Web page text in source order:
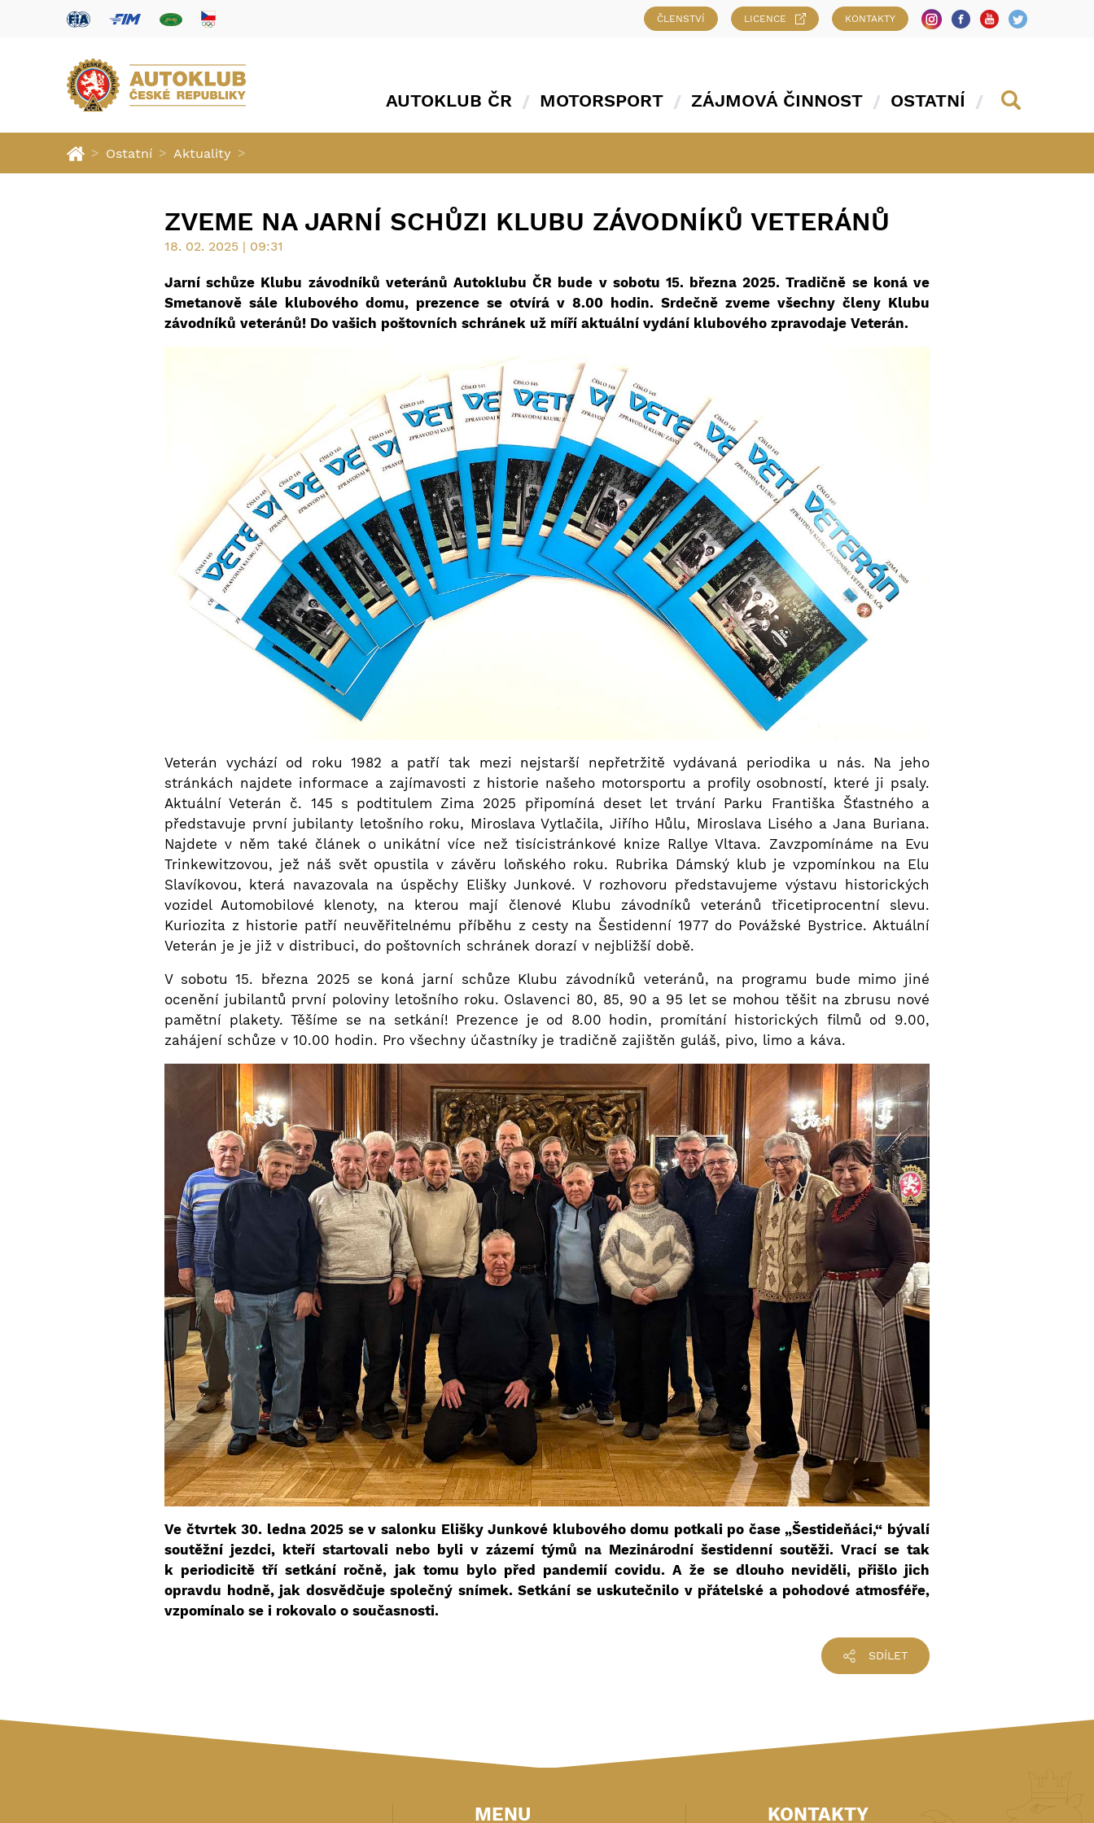
ČLENSTVÍ LICENCE KONTAKTY
AUTOKLUB ČR MOTORSPORT ZÁJMOVÁ ČINNOST OSTATNÍ
> Ostatní > Aktuality >
ZVEME NA JARNÍ SCHŮZI KLUBU ZÁVODNÍKŮ VETERÁNŮ
18. 02. 2025 | 09:31
Jarní schůze Klubu závodníků veteránů Autoklubu ČR bude v sobotu 15. března 2025. Tradičně se koná ve
Smetanově sále klubového domu, prezence se otvírá v 8.00 hodin. Srdečně zveme všechny členy Klubu
závodníků veteránů! Do vašich poštovních schránek už míří aktuální vydání klubového zpravodaje Veterán.
Veterán vychází od roku 1982 a patří tak mezi nejstarší nepřetržitě vydávaná periodika u nás. Na jeho
stránkách najdete informace a zajímavosti z historie našeho motorsportu a profily osobností, které ji psaly.
Aktuální Veterán č. 145 s podtitulem Zima 2025 připomíná deset let trvání Parku Františka Šťastného a
představuje první jubilanty letošního roku, Miroslava Vytlačila, Jiřího Hůlu, Miroslava Lisého a Jana Buriana.
Najdete v něm také článek o unikátní více než tisícistránkové knize Rallye Vltava. Zavzpomínáme na Evu
Trinkewitzovou, jež náš svět opustila v závěru loňského roku. Rubrika Dámský klub je vzpomínkou na Elu
Slavíkovou, která navazovala na úspěchy Elišky Junkové. V rozhovoru představujeme výstavu historických
vozidel Automobilové klenoty, na kterou mají členové Klubu závodníků veteránů třicetiprocentní slevu.
Kuriozita z historie patří neuvěřitelnému příběhu z cesty na Šestidenní 1977 do Povážské Bystrice. Aktuální
Veterán je je již v distribuci, do poštovních schránek dorazí v nejbližší době.
V sobotu 15. března 2025 se koná jarní schůze Klubu závodníků veteránů, na programu bude mimo jiné
ocenění jubilantů první poloviny letošního roku. Oslavenci 80, 85, 90 a 95 let se mohou těšit na zbrusu nové
pamětní plakety. Těšíme se na setkání! Prezence je od 8.00 hodin, promítání historických filmů od 9.00,
zahájení schůze v 10.00 hodin. Pro všechny účastníky je tradičně zajištěn guláš, pivo, limo a káva.
Ve čtvrtek 30. ledna 2025 se v salonku Elišky Junkové klubového domu potkali po čase „Šestideňáci,“ bývalí
soutěžní jezdci, kteří startovali nebo byli v zázemí týmů na Mezinárodní šestidenní soutěži. Vrací se tak
k periodicitě tří setkání ročně, jak tomu bylo před pandemií covidu. A že se dlouho neviděli, přišlo jich
opravdu hodně, jak dosvědčuje společný snímek. Setkání se uskutečnilo v přátelské a pohodové atmosféře,
vzpomínalo se i rokovalo o současnosti.
SDÍLET
MENU KONTAKTY